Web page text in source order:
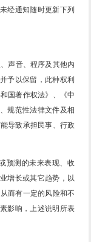
经通知随时更新下列
声音、程序及其他内
予以保留，此种权利
国著作权法》、《中
规范性法律文件及相
导致承担民事、行政
测的未来表现、收
增长或其它趋势，以
而有一定的风险和不
影响，上述说明所表